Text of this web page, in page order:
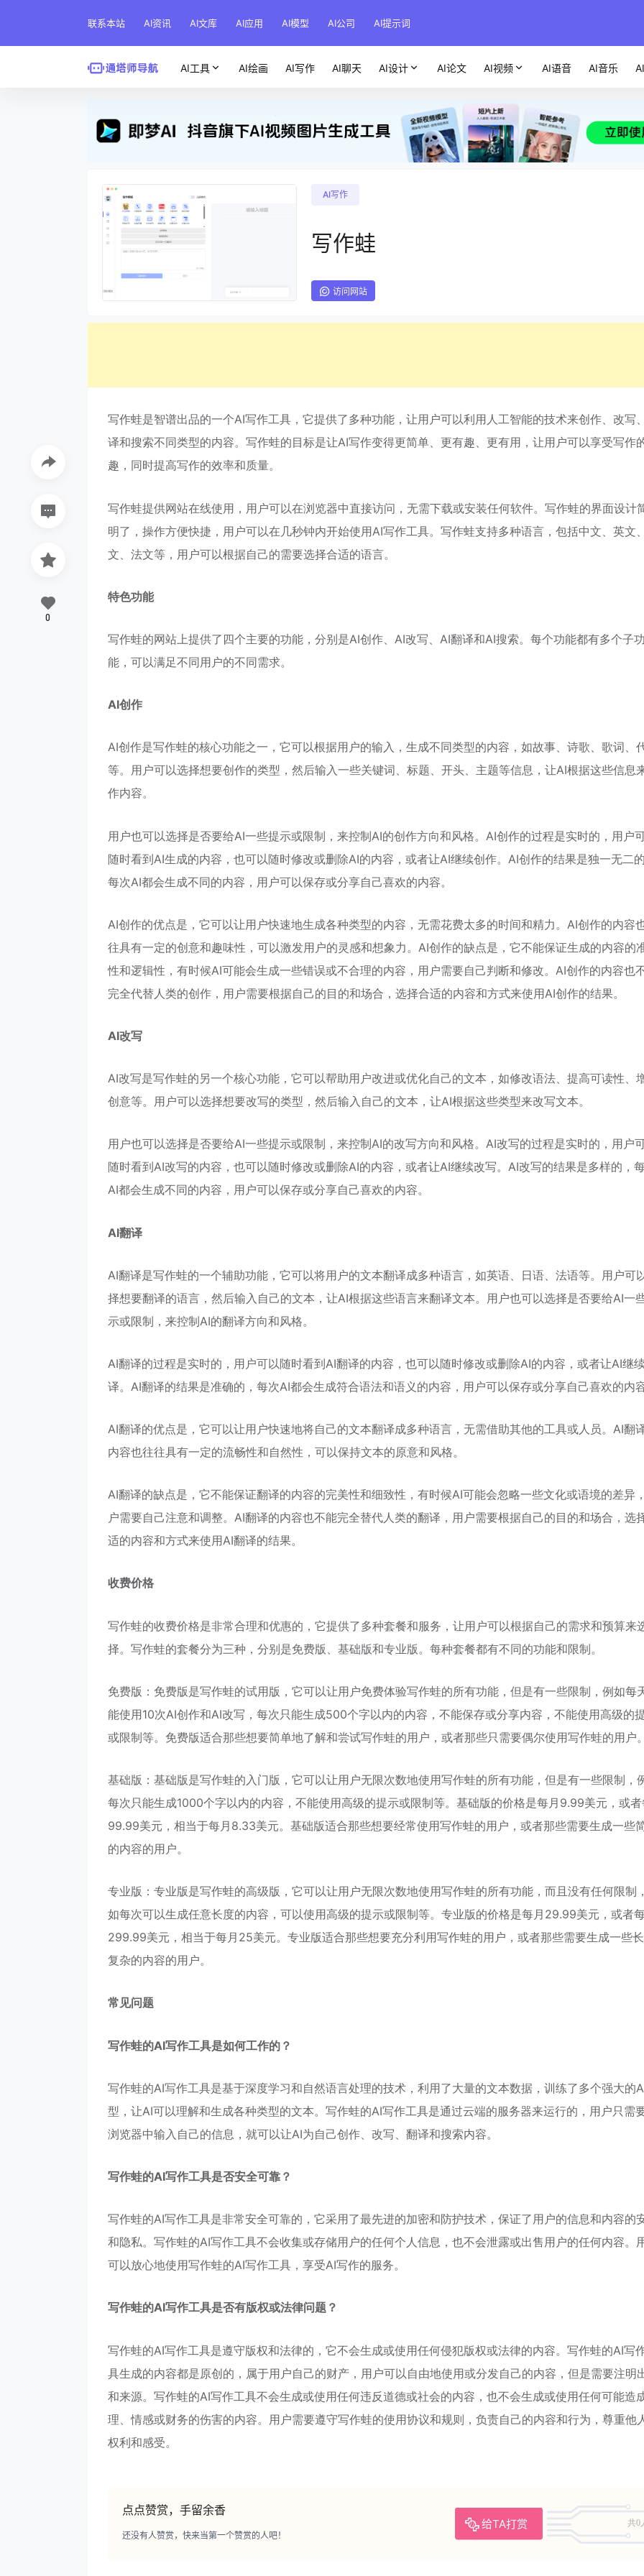
联系本站 AI资讯 AI文库 AI应用 AI模型 AI公司 AI提示词
AI工具 AI绘画 AI写作 AI聊天 AI设计 AI论文 AI视频 AI语音 AI音乐
AI写作
写作蛙
访问网站
写作蛙是智谱出品的一个AI写作工具，它提供了多种功能，让用户可以利用人工智能的技术来创作、改写
译和搜索不同类型的内容。写作蛙的目标是让AI写作变得更简单、更有趣、更有用，让用户可以享受写作
趣，同时提高写作的效率和质量。
写作蛙提供网站在线使用，用户可以在浏览器中直接访问，无需下载或安装任何软件。写作蛙的界面设计
明了，操作方便快捷，用户可以在几秒钟内开始使用AI写作工具。写作蛙支持多种语言，包括中文、英文
文、法文等，用户可以根据自己的需要选择合适的语言。
特色功能
写作蛙的网站上提供了四个主要的功能，分别是AI创作、AI改写、AI翻译和AI搜索。每个功能都有多个子功
能，可以满足不同用户的不同需求。
AI创作
AI创作是写作蛙的核心功能之一，它可以根据用户的输入，生成不同类型的内容，如故事、诗歌、歌词、
等。用户可以选择想要创作的类型，然后输入一些关键词、标题、开头、主题等信息，让AI根据这些信息
作内容。
用户也可以选择是否要给AI一些提示或限制，来控制AI的创作方向和风格。AI创作的过程是实时的，用户
随时看到AI生成的内容，也可以随时修改或删除AI的内容，或者让AI继续创作。AI创作的结果是独一无二的
每次AI都会生成不同的内容，用户可以保存或分享自己喜欢的内容。
AI创作的优点是，它可以让用户快速地生成各种类型的内容，无需花费太多的时间和精力。AI创作的内容
往具有一定的创意和趣味性，可以激发用户的灵感和想象力。AI创作的缺点是，它不能保证生成的内容的
性和逻辑性，有时候AI可能会生成一些错误或不合理的内容，用户需要自己判断和修改。AI创作的内容也
完全代替人类的创作，用户需要根据自己的目的和场合，选择合适的内容和方式来使用AI创作的结果。
AI改写
AI改写是写作蛙的另一个核心功能，它可以帮助用户改进或优化自己的文本，如修改语法、提高可读性、
创意等。用户可以选择想要改写的类型，然后输入自己的文本，让AI根据这些类型来改写文本。
用户也可以选择是否要给AI一些提示或限制，来控制AI的改写方向和风格。AI改写的过程是实时的，用户
随时看到AI改写的内容，也可以随时修改或删除AI的内容，或者让AI继续改写。AI改写的结果是多样的，
AI都会生成不同的内容，用户可以保存或分享自己喜欢的内容。
AI翻译
AI翻译是写作蛙的一个辅助功能，它可以将用户的文本翻译成多种语言，如英语、日语、法语等。用户可
择想要翻译的语言，然后输入自己的文本，让AI根据这些语言来翻译文本。用户也可以选择是否要给AI一
示或限制，来控制AI的翻译方向和风格。
AI翻译的过程是实时的，用户可以随时看到AI翻译的内容，也可以随时修改或删除AI的内容，或者让AI继
译。AI翻译的结果是准确的，每次AI都会生成符合语法和语义的内容，用户可以保存或分享自己喜欢的内容
AI翻译的优点是，它可以让用户快速地将自己的文本翻译成多种语言，无需借助其他的工具或人员。AI翻
内容也往往具有一定的流畅性和自然性，可以保持文本的原意和风格。
AI翻译的缺点是，它不能保证翻译的内容的完美性和细致性，有时候AI可能会忽略一些文化或语境的差异
户需要自己注意和调整。AI翻译的内容也不能完全替代人类的翻译，用户需要根据自己的目的和场合，选
适的内容和方式来使用AI翻译的结果。
收费价格
写作蛙的收费价格是非常合理和优惠的，它提供了多种套餐和服务，让用户可以根据自己的需求和预算来
择。写作蛙的套餐分为三种，分别是免费版、基础版和专业版。每种套餐都有不同的功能和限制。
免费版：免费版是写作蛙的试用版，它可以让用户免费体验写作蛙的所有功能，但是有一些限制，例如每
能使用10次AI创作和AI改写，每次只能生成500个字以内的内容，不能保存或分享内容，不能使用高级的
或限制等。免费版适合那些想要简单地了解和尝试写作蛙的用户，或者那些只需要偶尔使用写作蛙的用户。
基础版：基础版是写作蛙的入门版，它可以让用户无限次数地使用写作蛙的所有功能，但是有一些限制，
每次只能生成1000个字以内的内容，不能使用高级的提示或限制等。基础版的价格是每月9.99美元，或
99.99美元，相当于每月8.33美元。基础版适合那些想要经常使用写作蛙的用户，或者那些需要生成一些
的内容的用户。
专业版：专业版是写作蛙的高级版，它可以让用户无限次数地使用写作蛙的所有功能，而且没有任何限制
如每次可以生成任意长度的内容，可以使用高级的提示或限制等。专业版的价格是每月29.99美元，或者
299.99美元，相当于每月25美元。专业版适合那些想要充分利用写作蛙的用户，或者那些需要生成一些
复杂的内容的用户。
常见问题
写作蛙的AI写作工具是如何工作的？
写作蛙的AI写作工具是基于深度学习和自然语言处理的技术，利用了大量的文本数据，训练了多个强大的
型，让AI可以理解和生成各种类型的文本。写作蛙的AI写作工具是通过云端的服务器来运行的，用户只需
浏览器中输入自己的信息，就可以让AI为自己创作、改写、翻译和搜索内容。
写作蛙的AI写作工具是否安全可靠？
写作蛙的AI写作工具是非常安全可靠的，它采用了最先进的加密和防护技术，保证了用户的信息和内容的
和隐私。写作蛙的AI写作工具不会收集或存储用户的任何个人信息，也不会泄露或出售用户的任何内容。
可以放心地使用写作蛙的AI写作工具，享受AI写作的服务。
写作蛙的AI写作工具是否有版权或法律问题？
写作蛙的AI写作工具是遵守版权和法律的，它不会生成或使用任何侵犯版权或法律的内容。写作蛙的AI写
具生成的内容都是原创的，属于用户自己的财产，用户可以自由地使用或分发自己的内容，但是需要注明
和来源。写作蛙的AI写作工具不会生成或使用任何违反道德或社会的内容，也不会生成或使用任何可能造
理、情感或财务的伤害的内容。用户需要遵守写作蛙的使用协议和规则，负责自己的内容和行为，尊重他
权利和感受。
点点赞赏，手留余香
给TA打赏 共0
还没有人赞赏，快来当第一个赞赏的人吧！
0